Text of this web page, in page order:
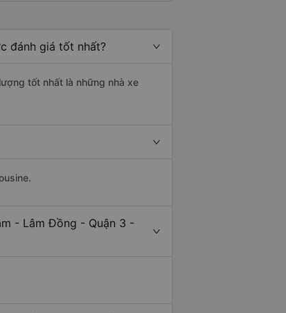
đánh giá tốt nhất?
tốt nhất là những nhà xe
- Lâm Đồng - Quận 3 -